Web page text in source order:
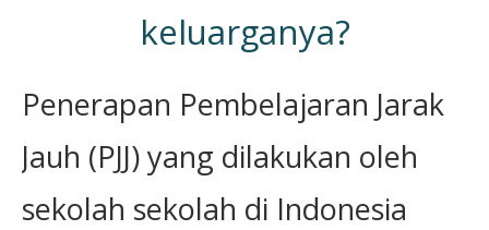
keluarganya?
Penerapan Pembelajaran Jarak
Jauh (PJJ) yang dilakukan oleh
sekolah sekolah di Indonesia